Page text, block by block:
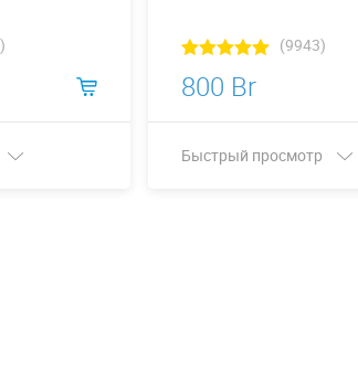
(9943)
800 Br
Быстрый просмотр